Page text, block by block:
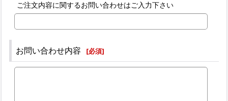
ご注文内容に関するお問い合わせはご入力下さい
お問い合わせ内容 [必須]